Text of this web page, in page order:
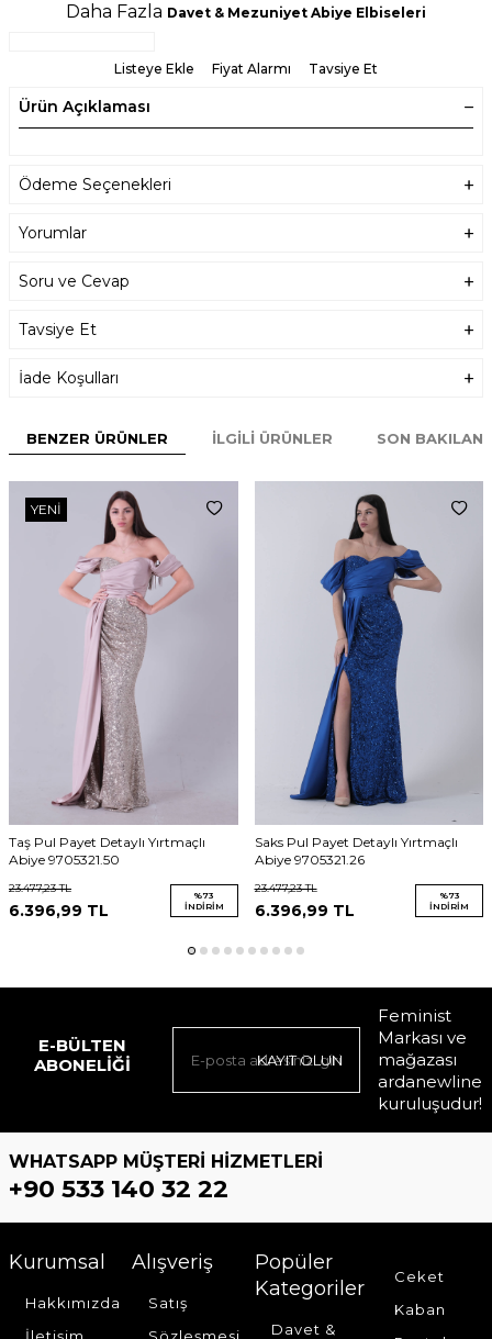
Daha Fazla Davet & Mezuniyet Abiye Elbiseleri
Listeye Ekle Fiyat Alarmı Tavsiye Et
Ürün Açıklaması
Ödeme Seçenekleri
Yorumlar
Soru ve Cevap
Tavsiye Et
İade Koşulları
BENZER ÜRÜNLER İLGILI ÜRÜNLER SON
YENI
Taş Pul Payet Detaylı Yırtmaçlı
Abiye 9705321.50
23.477,23TL
6.396,99 TL
%73
İNDIRIM
Saks Pul Payet Detaylı Yırtmaçlı
Abiye 9705321.26
23.477,23TL
6.396,99 TL
%73
İNDIRIM
E-BÜLTEN
ABONELIĞI
KAYIT OLUN
Feminist
Markası ve
mağazası
ardanewline
kuruluşudur!
WHATSAPP MÜŞTERI HIZMETLERI
+90 533 140 32 22
Kurumsal
Hakkımızda
Alışveriş
Satış
Popüler
Kategoriler
Davet &
Ceket
Kaban